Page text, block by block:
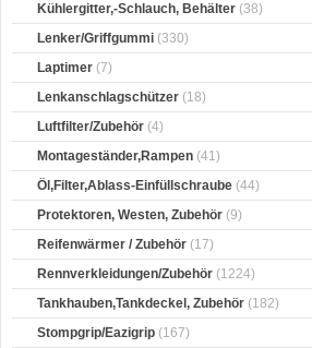
Kühlergitter,-Schlauch, Behälter (38)
Lenker/Griffgummi (330)
Laptimer (7)
Lenkanschlagschützer (18)
Luftfilter/Zubehör (4)
Montageständer,Rampen (41)
Öl,Filter,Ablass-Einfüllschraube (44)
Protektoren, Westen, Zubehör (9)
Reifenwärmer / Zubehör (17)
Rennverkleidungen/Zubehör (1224)
Tankhauben,Tankdeckel, Zubehör (182)
Stompgrip/Eazigrip (167)